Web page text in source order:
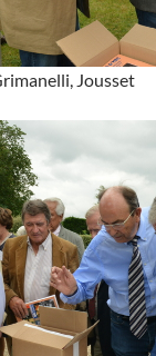
Jousset